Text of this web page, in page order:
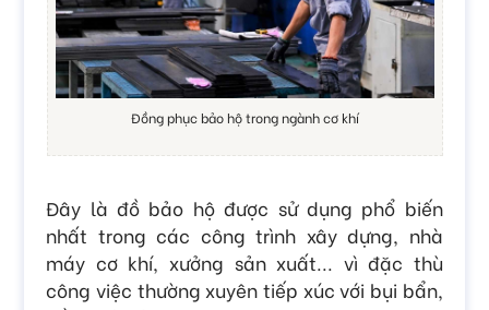
Đồng phục bảo hộ trong ngành cơ khí
Đây là đồ bảo hộ được sử dụng phổ biến
nhất trong các công trình xây dựng, nhà
máy cơ khí, xưởng sản xuất... vì đặc thù
công việc thường xuyên tiếp xúc với bụi bẩn,